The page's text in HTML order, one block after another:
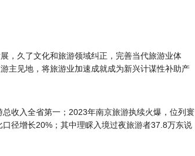
，久了文化和旅游领域纠正，完善当代旅游业体
主见地，将旅游业加速成就成为新兴计谋性补助产
收入全省第一；2023年南京旅游执续火爆，位列寰
径增长20%；其中理睬入境过夜旅游者37.8万东说